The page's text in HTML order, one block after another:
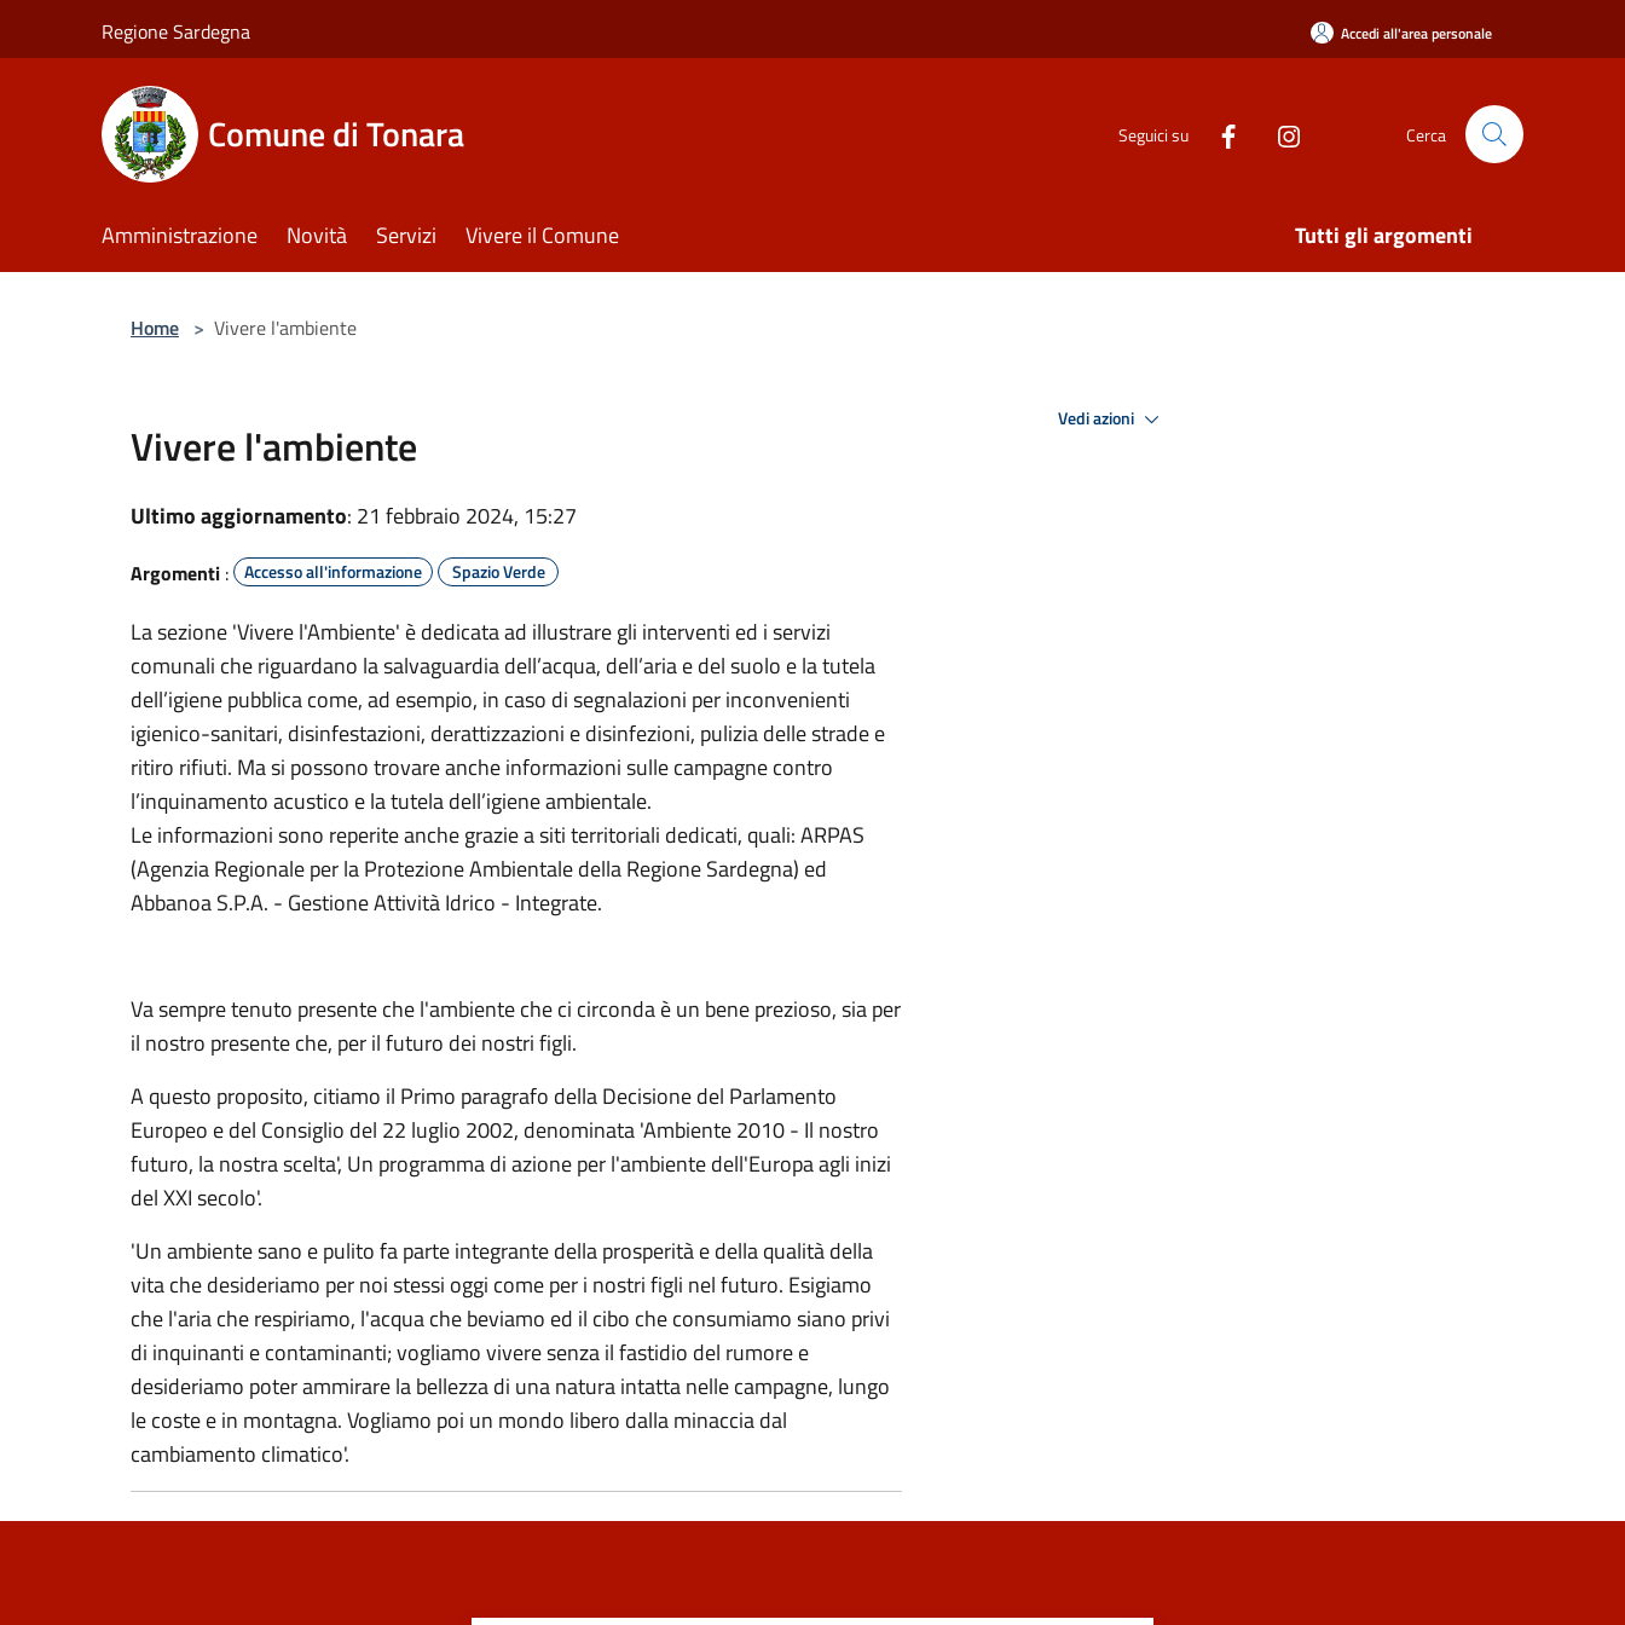
Regione Sardegna Accedi all'area personale
Comune di Tonara Seguici su Cerca
Amministrazione Novità Servizi Vivere il Comune Tutti gli argomenti
Home > Vivere l'ambiente
Vivere l'ambiente
Ultimo aggiornamento: 21 febbraio 2024, 15:27
Argomenti : Accesso all'informazione Spazio Verde
La sezione 'Vivere l'Ambiente' è dedicata ad illustrare gli interventi ed i servizi
comunali che riguardano la salvaguardia dell’acqua, dell’aria e del suolo e la tutela
dell’igiene pubblica come, ad esempio, in caso di segnalazioni per inconvenienti
igienico-sanitari, disinfestazioni, derattizzazioni e disinfezioni, pulizia delle strade e
ritiro rifiuti. Ma si possono trovare anche informazioni sulle campagne contro
l’inquinamento acustico e la tutela dell’igiene ambientale.
Le informazioni sono reperite anche grazie a siti territoriali dedicati, quali: ARPAS
(Agenzia Regionale per la Protezione Ambientale della Regione Sardegna) ed
Abbanoa S.P.A. - Gestione Attività Idrico - Integrate.
Va sempre tenuto presente che l'ambiente che ci circonda è un bene prezioso, sia per
il nostro presente che, per il futuro dei nostri figli.
A questo proposito, citiamo il Primo paragrafo della Decisione del Parlamento
Europeo e del Consiglio del 22 luglio 2002, denominata 'Ambiente 2010 - Il nostro
futuro, la nostra scelta', Un programma di azione per l'ambiente dell'Europa agli inizi
del XXI secolo'.
'Un ambiente sano e pulito fa parte integrante della prosperità e della qualità della
vita che desideriamo per noi stessi oggi come per i nostri figli nel futuro. Esigiamo
che l'aria che respiriamo, l'acqua che beviamo ed il cibo che consumiamo siano privi
di inquinanti e contaminanti; vogliamo vivere senza il fastidio del rumore e
desideriamo poter ammirare la bellezza di una natura intatta nelle campagne, lungo
le coste e in montagna. Vogliamo poi un mondo libero dalla minaccia dal
cambiamento climatico'.
Vedi azioni